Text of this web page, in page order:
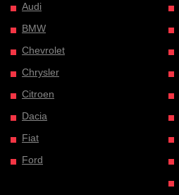
Audi
BMW
Chevrolet
Chrysler
Citroen
Dacia
Fiat
Ford